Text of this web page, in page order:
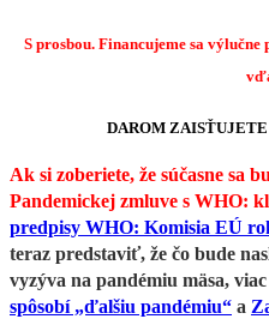
S prosbou. Financujeme sa
DAROM
Ak si zoberiete, že súčasne sa
Pandemickej zmluve s WHO:
predpisy WHO: Komisia EÚ
teraz predstaviť, že čo bude
vyzýva na pandémiu mäsa,
spôsobí „ďalšiu pandémiu“ a